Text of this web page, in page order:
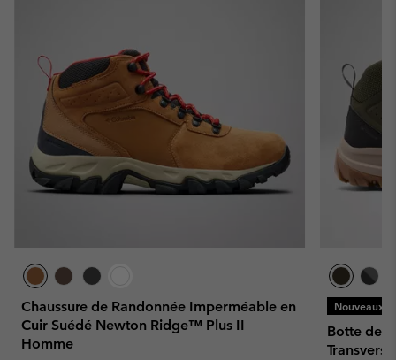
Chaussure de Randonnée Imperméable en
Cuir Suédé Newton Ridge™ Plus II
Homme
Nouveaux
Botte de